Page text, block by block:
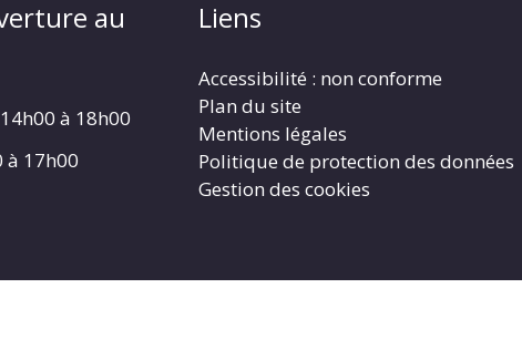
au
à 18h00
à 17h00
Liens
Accessibilité : non conforme
Plan du site
Mentions légales
Politique de protection des données
Gestion des cookies